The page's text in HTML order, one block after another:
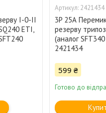
I-0-II
ETI,
2421434
3P 25А
резерву
(аналог
2421434
599 ₴
Готово до